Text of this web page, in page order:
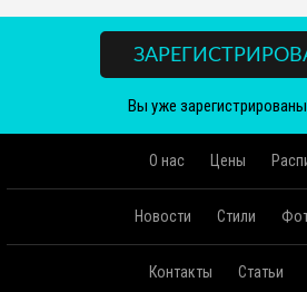
Вы уже
О нас Цены
Новости Стили
Контакты Статьи